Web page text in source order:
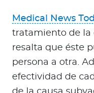
Medical News
tratamiento de la
resalta que éste
persona a otra.
efectividad de